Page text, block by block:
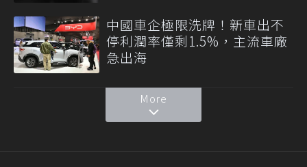
中國車企極限洗牌！新車出不
停利潤率僅剩1.5%，主流車廠
急出海
More